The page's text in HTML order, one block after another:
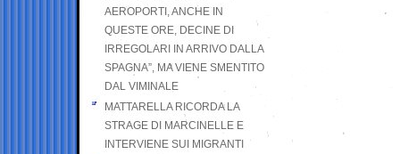
AEROPORTI, ANCHE IN
QUESTE ORE, DECINE DI
IRREGOLARI IN ARRIVO DALLA
SPAGNA”, MA VIENE SMENTITO
DAL VIMINALE
MATTARELLA RICORDA LA
STRAGE DI MARCINELLE E
INTERVIENE SUI MIGRANTI